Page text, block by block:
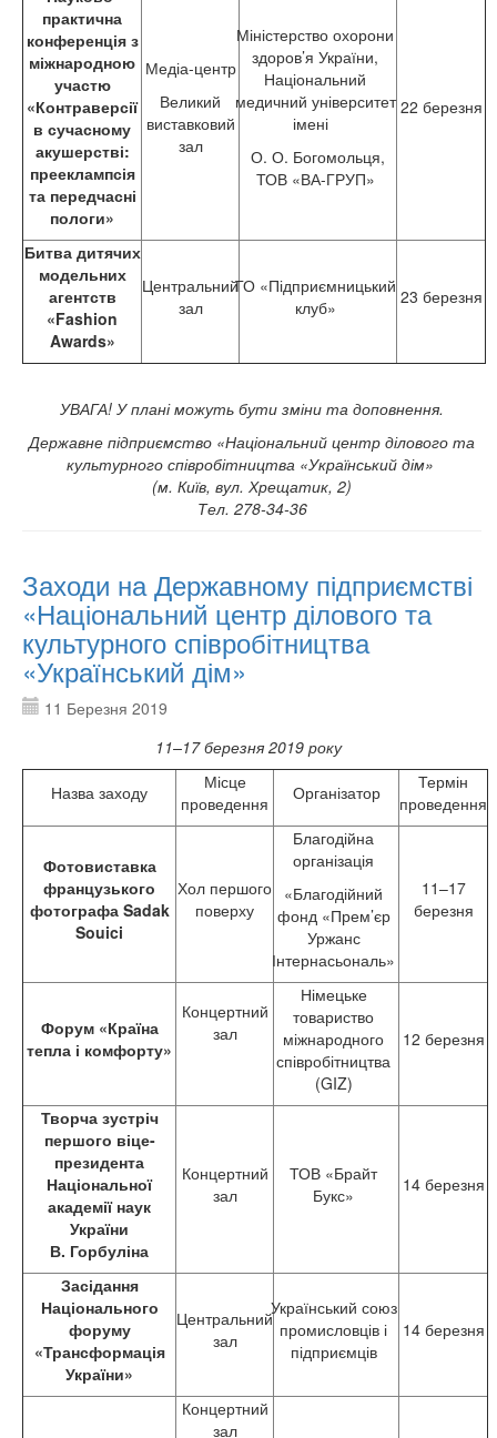
практична
конференція з
міжнародною
участю
«Контраверсії
в сучасному
акушерстві:
прееклампсія
та передчасні
пологи»
Медіа-центр
Великий
виставковий
зал
Міністерство охорони
здоров’я України,
Національний
медичний університет
імені
О. О. Богомольця,
ТОВ «ВА-ГРУП»
22 березня
Битва дитячих
модельних
агентств
«Fashion
Awards»
Центральний
зал
ГО «Підприємницький
клуб»
23 березня
УВАГА! У плані можуть бути зміни та доповнення.
Державне підприємство «Національний центр ділового та
культурного співробітництва «Український дім»
(м. Київ, вул. Хрещатик, 2)
Тел. 278-34-36
Заходи на Державному підприємстві
«Національний центр ділового та
культурного співробітництва
«Український дім»
11 Березня 2019
11–17 березня 2019 року
Назва заходу
Місце
проведення
Організатор
Термін
проведення
Фотовиставка
французького
фотографа Sadak
Souici
Хол першого
поверху
Благодійна
організація
«Благодійний
фонд «Прем’єр
Уржанс
Інтернасьональ»
11–17
березня
Форум «Країна
тепла і комфорту»
Концертний
зал
Німецьке
товариство
міжнародного
співробітництва
(GIZ)
12 березня
Творча зустріч
першого віце-
президента
Національної
академії наук
України
В. Горбуліна
Концертний
зал
ТОВ «Брайт
Букс»
14 березня
Засідання
Національного
форуму
«Трансформація
України»
Центральний
зал
Український союз
промисловців і
підприємців
14 березня
Концертний
зал